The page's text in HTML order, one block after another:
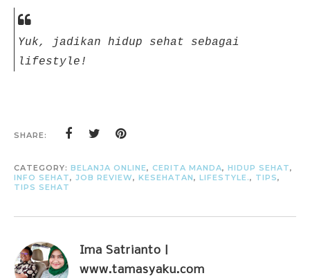
Yuk, jadikan hidup sehat sebagai
lifestyle!
SHARE:
CATEGORY: BELANJA ONLINE, CERITA MANDA, HIDUP SEHAT,
INFO SEHAT, JOB REVIEW, KESEHATAN, LIFESTYLE., TIPS,
TIPS SEHAT
Ima Satrianto |
www.tamasyaku.com